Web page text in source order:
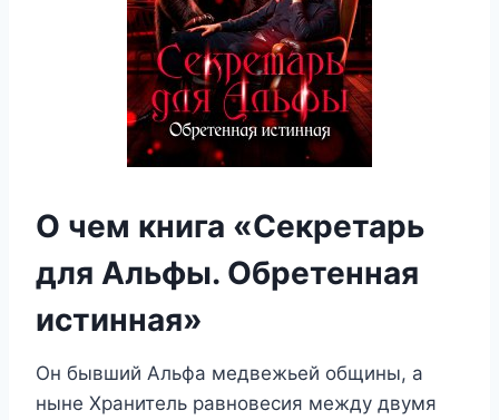
О чем книга «Секретарь
для Альфы. Обретенная
истинная»
Он бывший Альфа медвежьей общины, а
ныне Хранитель равновесия между двумя